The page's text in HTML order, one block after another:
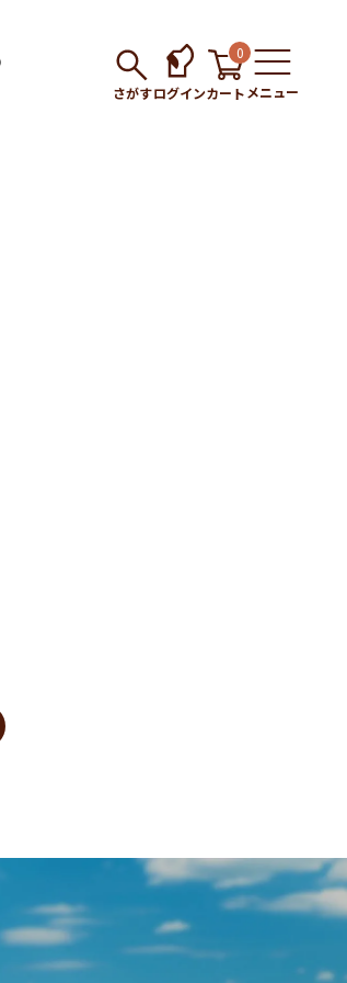
さがすログインカート
0
メニュー